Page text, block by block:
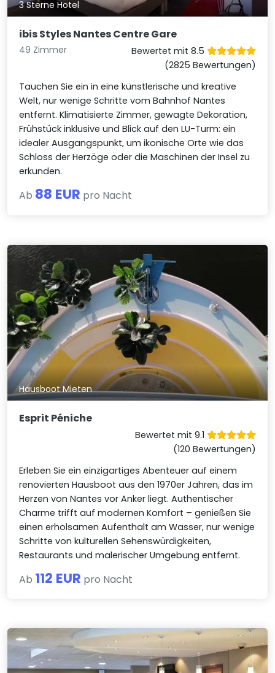
3 Sterne Hotel
ibis Styles Nantes Centre Gare
49 Zimmer
Bewertet mit 8.5
(2825 Bewertungen)
Tauchen Sie ein in eine künstlerische und kreative
Welt, nur wenige Schritte vom Bahnhof Nantes
entfernt. Klimatisierte Zimmer, gewagte Dekoration,
Frühstück inklusive und Blick auf den LU-Turm: ein
idealer Ausgangspunkt, um ikonische Orte wie das
Schloss der Herzöge oder die Maschinen der Insel zu
erkunden.
Ab 88 EUR pro Nacht
Hausboot Mieten
Esprit Péniche
Bewertet mit 9.1
(120 Bewertungen)
Erleben Sie ein einzigartiges Abenteuer auf einem
renovierten Hausboot aus den 1970er Jahren, das im
Herzen von Nantes vor Anker liegt. Authentischer
Charme trifft auf modernen Komfort – genießen Sie
einen erholsamen Aufenthalt am Wasser, nur wenige
Schritte von kulturellen Sehenswürdigkeiten,
Restaurants und malerischer Umgebung entfernt.
Ab 112 EUR pro Nacht